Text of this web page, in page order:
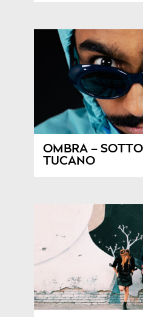
OMBRA –
TUCANO